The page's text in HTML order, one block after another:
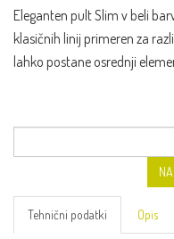
Eleganten pult Slim v beli
klasičnih linij primeren za
lahko postane osrednji
Tehnični podatki Opis